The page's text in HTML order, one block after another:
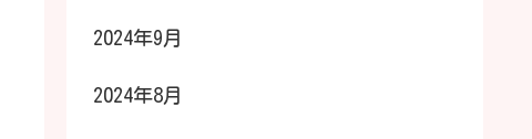
2024年9月
2024年8月